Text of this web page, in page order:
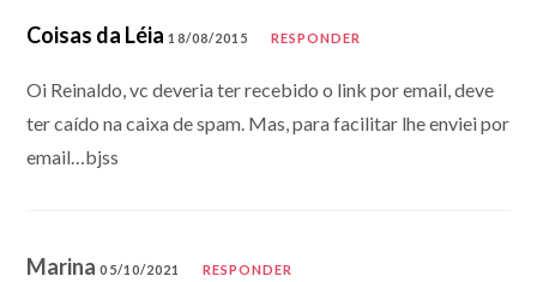
Coisas da Léia 18/08/2015 RESPONDER
Oi Reinaldo, vc deveria ter recebido o link por email, deve
ter caído na caixa de spam. Mas, para facilitar lhe enviei por
email…bjss
Marina05/10/2021 RESPONDER